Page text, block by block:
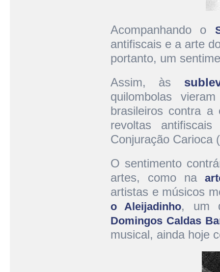
Acompanhando o
antifiscais e a arte
portanto, um
Assim, às
quilombolas
brasileiros contra a
revoltas
Conjuração Carioca
O sentimento
artes, como na
artistas e músicos
o Aleijadinho, um
Domingos Caldas
musical, ainda hoje